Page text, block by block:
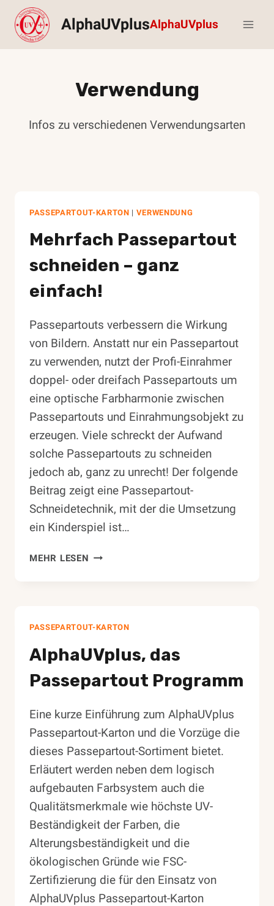
Zum
Inhalt
springen
AlphaUVplusAlphaUVplus
Verwendung
Infos zu verschiedenen Verwendungsarten
PASSEPARTOUT-KARTON | VERWENDUNG
Mehrfach Passepartout
schneiden – ganz
einfach!
Passepartouts verbessern die Wirkung
von Bildern. Anstatt nur ein Passepartout
zu verwenden, nutzt der Profi-Einrahmer
doppel- oder dreifach Passepartouts um
eine optische Farbharmonie zwischen
Passepartouts und Einrahmungsobjekt zu
erzeugen. Viele schreckt der Aufwand
solche Passepartouts zu schneiden
jedoch ab, ganz zu unrecht! Der folgende
Beitrag zeigt eine Passepartout-
Schneidetechnik, mit der die Umsetzung
ein Kinderspiel ist…
MEHR LESEN MEHRFACH
EINFACH!
PASSEPARTOUT-KARTON
AlphaUVplus, das
Passepartout Programm
Eine kurze Einführung zum AlphaUVplus
Passepartout-Karton und die Vorzüge die
dieses Passepartout-Sortiment bietet.
Erläutert werden neben dem logisch
aufgebauten Farbsystem auch die
Qualitätsmerkmale wie höchste UV-
Beständigkeit der Farben, die
Alterungsbeständigkeit und die
ökologischen Gründe wie FSC-
Zertifizierung die für den Einsatz von
AlphaUVplus Passepartout-Karton